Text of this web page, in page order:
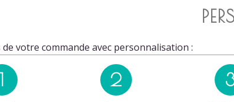
de votre commande avec personnalisation :
1 2